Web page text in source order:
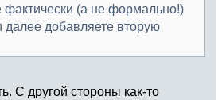
фактически (а не формально!)
далее добавляете вторую
С другой стороны как-то